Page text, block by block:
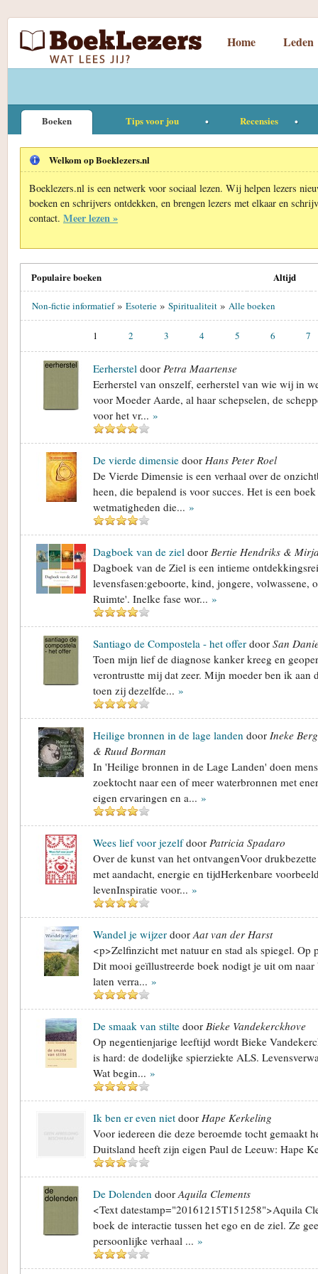
Home Leden
Boeken Tips voor jou Recensies
Welkom op Boeklezers.nl
Boeklezers.nl is een netwerk voor sociaal lezen. Wij helpen lezers
boeken en schrijvers ontdekken, en brengen lezers met elkaar en
contact. Meer lezen »
Populaire boeken Altijd
Non-fictie informatief» Esoterie » Spiritualiteit » Alle boeken
1 2 3 4 5 6 7
Eerherstel door Petra Maartense
Eerherstel van onszelf, eerherstel van wie wij in
voor Moeder Aarde, al haar schepselen, de
voor het vr... »
De vierde dimensie door Hans Peter Roel
De Vierde Dimensie is een verhaal over de
heen, die bepalend is voor succes. Het is een
wetmatigheden die... »
Dagboek van de ziel door Bertie Hendriks &
Dagboek van de Ziel is een intieme
levensfasen:geboorte, kind, jongere, volwassene,
Ruimte'. Inelke fase wor... »
Santiago de Compostela - het offer door San
Toen mijn lief de diagnose kanker kreeg en
verontrustte mij dat zeer. Mijn moeder ben ik aan
toen zij dezelfde... »
Heilige bronnen in de lage landen door Ineke
& Ruud Borman
In 'Heilige bronnen in de Lage Landen' doen
zoektocht naar een of meer waterbronnen met
eigen ervaringen en a... »
Wees lief voor jezelfdoor Patricia Spadaro
Over de kunst van het ontvangenVoor
met aandacht, energie en tijdHerkenbare
levenInspiratie voor... »
Wandel je wijzer doorAat van der Harst
<p>Zelfinzicht met natuur en stad als spiegel. Op
Dit mooi geïllustreerde boek nodigt je uit om naar
laten verra... »
De smaak van stilte door Bieke Vandekerckhove
Op negentienjarige leeftijd wordt Bieke
is hard: de dodelijke spierziekte ALS.
Wat begin... »
Ik ben er even niet door Hape Kerkeling
Voor iedereen die deze beroemde tocht gemaakt
Duitsland heeft zijn eigen Paul de Leeuw: Hape
De Dolenden doorAquila Clements
<Text datestamp="20161215T151258">Aquila
boek de interactie tussen het ego en de ziel. Ze
persoonlijke verhaal ... »